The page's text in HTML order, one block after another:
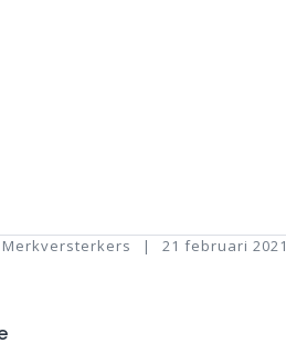
21 februari 2021